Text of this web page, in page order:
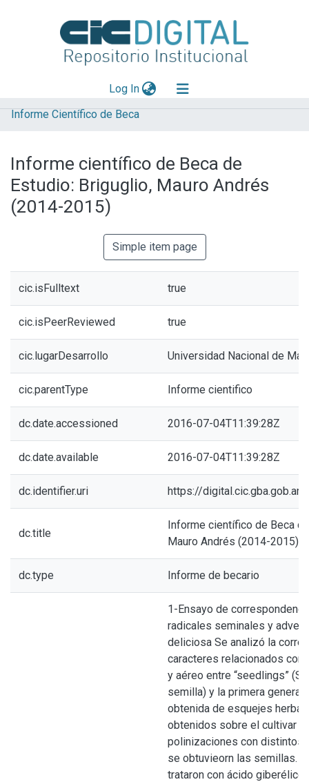
Log In(current)
Explorar
Aportar material
Statistics
Informe Científico de Beca
Informe científico de Beca de
Estudio: Briguglio, Mauro Andrés
(2014-2015)
Simple item page
cic.isFulltext true
cic.isPeerReviewed true
cic.lugarDesarrollo Universidad Nacional de
cic.parentType Informe cientifico
dc.date.accessioned 2016-07-04T11:39:28Z
dc.date.available 2016-07-04T11:39:28Z
dc.identifier.uri https://
dc.title
Informe científico de Beca
Mauro Andrés (2014-2015)
dc.type Informe de becario
1-Ensayo de
radicales seminales y
deliciosa Se analizó la
caracteres relacionados con
y aéreo entre “seedlings”
semilla) y la primera
obtenida de esquejes
obtenidos sobre el cultivar
polinizaciones con distintos
se obtuvieorn las semillas.
trataron con ácido giberélico